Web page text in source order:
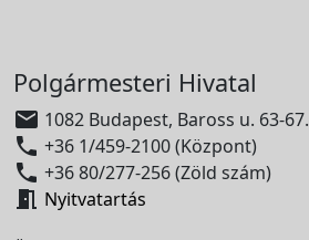
Polgármesteri Hivatal
 1082 Budapest, Baross u. 63-67.
 +36 1/459-2100 (Központ)
 +36 80/277-256 (Zöld szám)
 Nyitvatartás